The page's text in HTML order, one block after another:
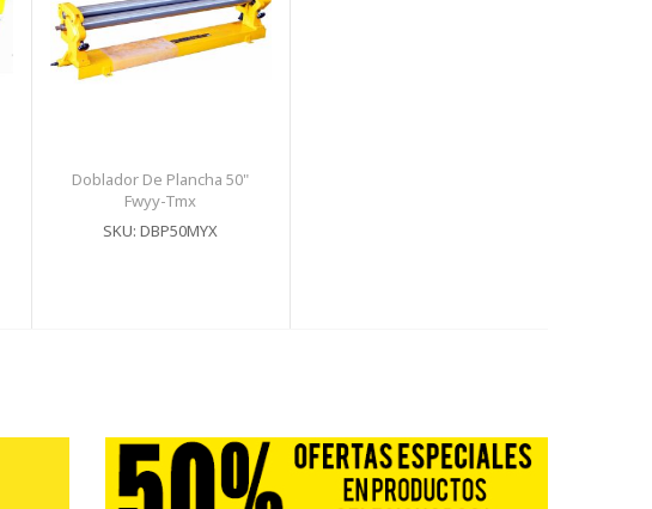
Doblador De Plancha 50"
Fwyy-Tmx
SKU: DBP50MYX